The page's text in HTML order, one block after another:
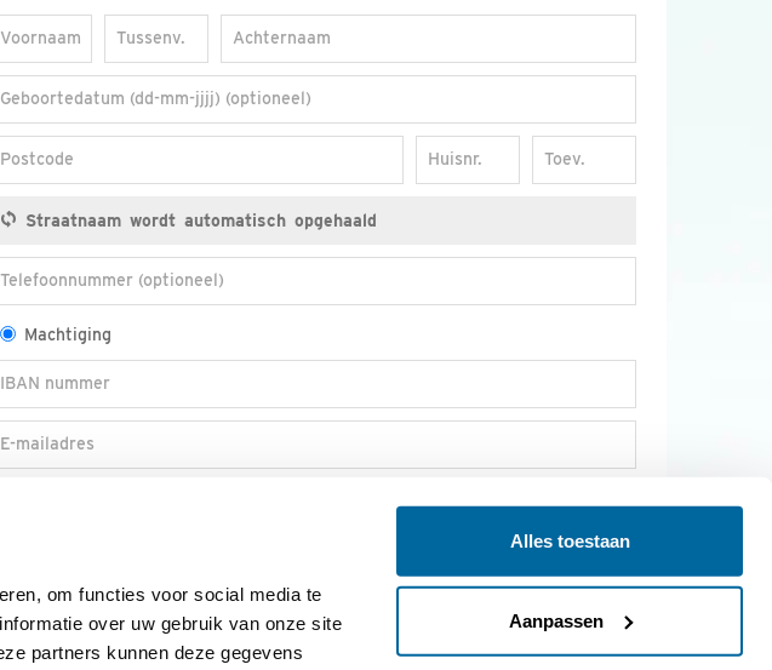
om functies voor social media te
over uw gebruik van onze site
partners kunnen deze gegevens
Alles toestaan
Aanpassen
Voornaam Tussenv. Achternaam
Geboortedatum (dd-mm-jjjj) (optioneel)
Postcode Huisnr. Toev.
Telefoonnummer (optioneel)
Machtiging
IBAN nummer
E-mailadres
JA, IK WORD LID